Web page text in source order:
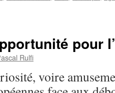
pour
Rulfi
voire